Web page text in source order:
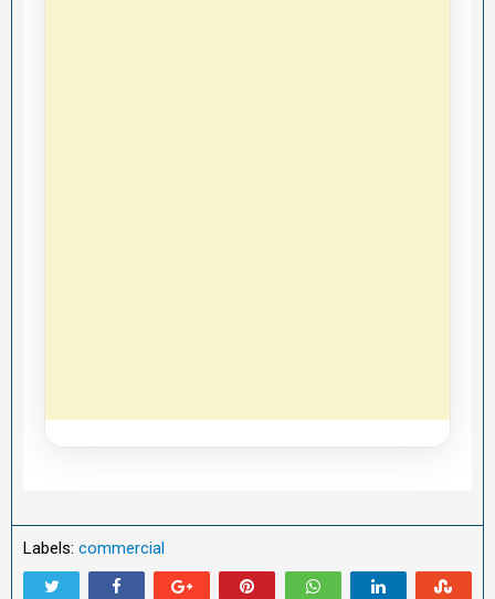
Labels: commercial